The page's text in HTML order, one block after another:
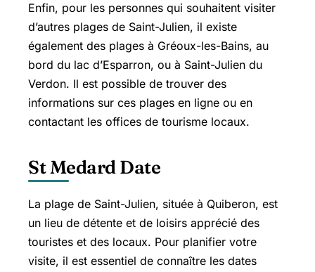
Enfin, pour les personnes qui souhaitent visiter
d’autres plages de Saint-Julien, il existe
également des plages à Gréoux-les-Bains, au
bord du lac d’Esparron, ou à Saint-Julien du
Verdon. Il est possible de trouver des
informations sur ces plages en ligne ou en
contactant les offices de tourisme locaux.
St Medard Date
La plage de Saint-Julien, située à Quiberon, est
un lieu de détente et de loisirs apprécié des
touristes et des locaux. Pour planifier votre
visite, il est essentiel de connaître les dates